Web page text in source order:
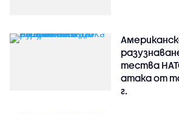
тества
атака от
г.